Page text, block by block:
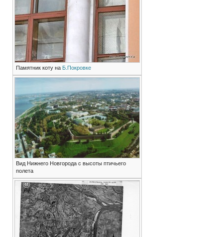
Памятник коту на Б.Покровке
Вид Нижнего Новгорода с высоты птичьего
полета